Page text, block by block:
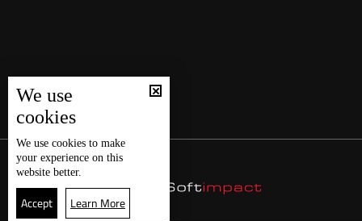
We use
cookies
We use cookies to make
your experience on this
website better.
Accept Learn More